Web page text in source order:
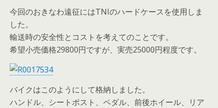
今回のおきなわ遠征にはTNIのハードケースを使用しま
した。
輸送時の安全性とコストを考えてのことです。
希望小売価格29800円ですが、実売25000円程度です。
バイクはこのようにして格納しました。
ハンドル、シートポスト、ペダル、前後ホイール、リア